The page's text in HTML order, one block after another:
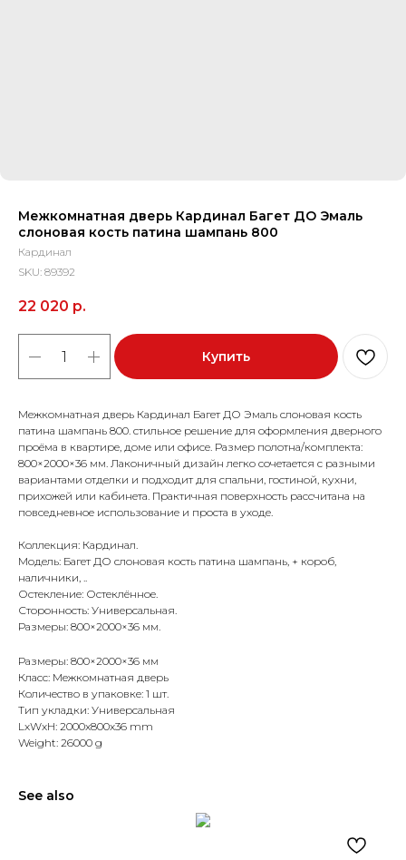
Межкомнатная дверь Кардинал Багет ДО Эмаль
слоновая кость патина шампань 800
Кардинал
SKU: 89392
22 020 р.
Купить
Межкомнатная дверь Кардинал Багет ДО Эмаль слоновая кость
патина шампань 800. стильное решение для оформления дверного
проёма в квартире, доме или офисе. Размер полотна/комплекта:
800×2000×36 мм. Лаконичный дизайн легко сочетается с разными
вариантами отделки и подходит для спальни, гостиной, кухни,
прихожей или кабинета. Практичная поверхность рассчитана на
повседневное использование и проста в уходе.
Коллекция: Кардинал.
Модель: Багет ДО слоновая кость патина шампань, + короб,
наличники, ..
Остекление: Остеклённое.
Сторонность: Универсальная.
Размеры: 800×2000×36 мм.
Размеры: 800×2000×36 мм
Класс: Межкомнатная дверь
Количество в упаковке: 1 шт.
Тип укладки: Универсальная
LxWxH: 2000x800x36 mm
Weight: 26000 g
See also